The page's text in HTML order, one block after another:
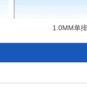
1.0MM单